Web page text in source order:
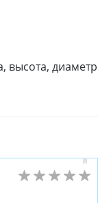
высота, диаметр